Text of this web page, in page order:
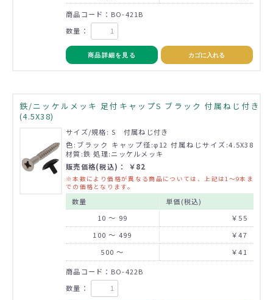
商品コード：BO-421B
数量：
商品詳細を見る カゴに入れる
鉄/ニッケルメッキ 足付キャップS ブラック 付属ねじ付き
(4.5X38)
サイズ/規格: S 付属ねじ付き
色:ブラック キャップ径:φ12 付属ねじサイズ:4.5X38
材質:鉄 処理:ニッケルメッキ
販売価格(税込)： ￥82
※本数により価格が異なる商品については、上記は1～9本ま
での価格となります。
数量
単価(税込)
10 ～ 99
￥55
100 ～ 499
￥47
500 ～
￥41
商品コード：BO-422B
数量：